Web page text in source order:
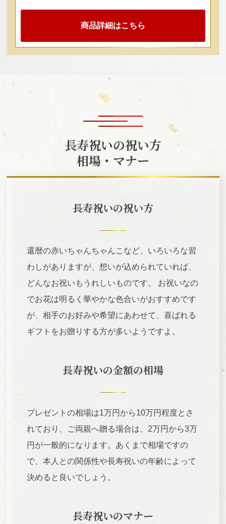
商品詳細はこちら
長寿祝いの祝い方
相場・マナー
長寿祝いの祝い方
還暦の赤いちゃんちゃんこなど、いろいろな習
わしがありますが、想いが込められていれば、
どんなお祝いもうれしいものです。 お祝いなの
でお花は明るく華やかな色合いがおすすめです
が、相手のお好みや希望にあわせて、喜ばれる
ギフトをお贈りする方が多いようですよ。
長寿祝いの金額の相場
プレゼントの相場は1万円から10万円程度とさ
れており、ご両親へ贈る場合は、2万円から3万
円が一般的になります。あくまで相場ですの
で、本人との関係性や長寿祝いの年齢によって
決めると良いでしょう。
長寿祝いのマナー